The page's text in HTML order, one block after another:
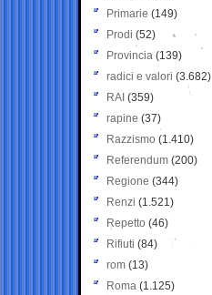
Primarie (149)
Prodi (52)
Provincia (139)
radici e valori (3.682)
RAI (359)
rapine (37)
Razzismo (1.410)
Referendum (200)
Regione (344)
Renzi (1.521)
Repetto (46)
Rifiuti (84)
rom (13)
Roma (1.125)